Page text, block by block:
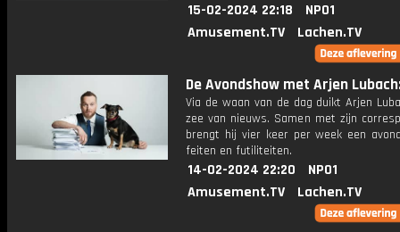
15-02-2024 22:18
NPO1
Amusement.TV
Lachen.TV
De Avondshow met Arjen
Via de waan van de dag duikt Arjen
zee van nieuws. Samen met zijn
brengt hij vier keer per week een
feiten en futiliteiten.
14-02-2024 22:20
NPO1
Amusement.TV
Lachen.TV